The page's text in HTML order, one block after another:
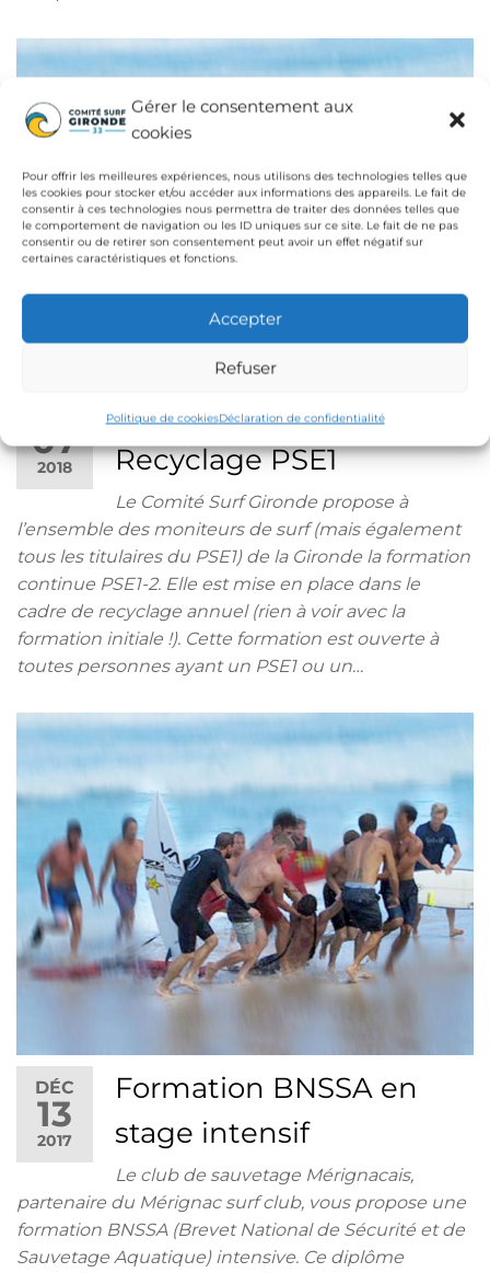
Gérer le consentement aux
cookies
Pour offrir les meilleures expériences, nous utilisons des technologies telles que
les cookies pour stocker et/ou accéder aux informations des appareils. Le fait de
consentir à ces technologies nous permettra de traiter des données telles que
le comportement de navigation ou les ID uniques sur ce site. Le fait de ne pas
consentir ou de retirer son consentement peut avoir un effet négatif sur
certaines caractéristiques et fonctions.
Accepter
Refuser
Politique de cookiesDéclaration de confidentialité
07
2018
Formation Secourisme –
Recyclage PSE1
Le Comité Surf Gironde propose à
l’ensemble des moniteurs de surf (mais également
tous les titulaires du PSE1) de la Gironde la formation
continue PSE1-2. Elle est mise en place dans le
cadre de recyclage annuel (rien à voir avec la
formation initiale !). Cette formation est ouverte à
toutes personnes ayant un PSE1 ou un…
DÉC
13
2017
Formation BNSSA en
stage intensif
Le club de sauvetage Mérignacais,
partenaire du Mérignac surf club, vous propose une
formation BNSSA (Brevet National de Sécurité et de
Sauvetage Aquatique) intensive. Ce diplôme